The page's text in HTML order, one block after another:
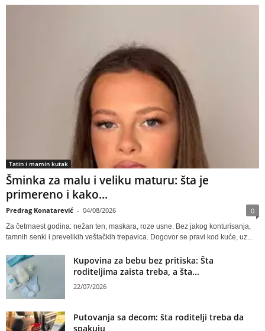
Tatin i mamin kutak
Šminka za malu i veliku maturu: šta je
primereno i kako...
Predrag Konatarević - 04/08/2026 0
Za četrnaest godina: nežan ten, maskara, roze usne. Bez jakog konturisanja,
tamnih senki i prevelikih veštačkih trepavica. Dogovor se pravi kod kuće, uz...
Kupovina za bebu bez pritiska: Šta
roditeljima zaista treba, a šta...
22/07/2026
Putovanja sa decom: šta roditelji treba da
spakuju